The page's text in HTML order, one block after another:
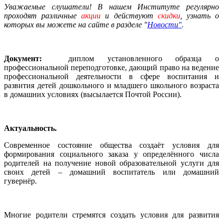
Уважаемые слушатели! В нашем Институте регулярно
проходят различныеакции и действуют скидки, узнать о
которых вы можете на сайте в разделе "Новости".
Документ: диплом установленного образца о
профессиональной переподготовке, дающий право на ведение
профессиональной деятельности в сфере воспитания и
развития детей дошкольного и младшего школьного возраста
в домашних условиях (высылается Почтой России).
Актуальность.
Современное состояние общества создаёт условия для
формирования социального заказа у определённого числа
родителей на получение новой образовательной услуги для
своих детей – домашний воспитатель или домашний
гувернёр.
Многие родители стремятся создать условия для развития